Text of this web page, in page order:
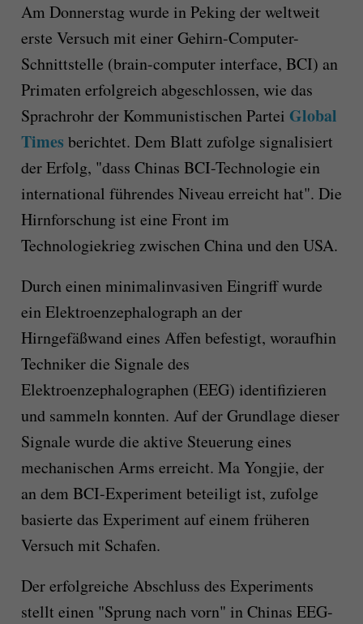
Am Donnerstag wurde in Peking der weltweit
erste Versuch mit einer Gehirn-Computer-
Schnittstelle (brain-computer interface, BCI) an
Primaten erfolgreich abgeschlossen, wie das
Sprachrohr der Kommunistischen Partei Global
Times berichtet. Dem Blatt zufolge signalisiert
der Erfolg, "dass Chinas BCI-Technologie ein
international führendes Niveau erreicht hat". Die
Hirnforschung ist eine Front im
Technologiekrieg zwischen China und den USA.
Durch einen minimalinvasiven Eingriff wurde
ein Elektroenzephalograph an der
Hirngefäßwand eines Affen befestigt, woraufhin
Techniker die Signale des
Elektroenzephalographen (EEG) identifizieren
und sammeln konnten. Auf der Grundlage dieser
Signale wurde die aktive Steuerung eines
mechanischen Arms erreicht. Ma Yongjie, der
an dem BCI-Experiment beteiligt ist, zufolge
basierte das Experiment auf einem früheren
Versuch mit Schafen.
Der erfolgreiche Abschluss des Experiments
stellt einen "Sprung nach vorn" in Chinas EEG-